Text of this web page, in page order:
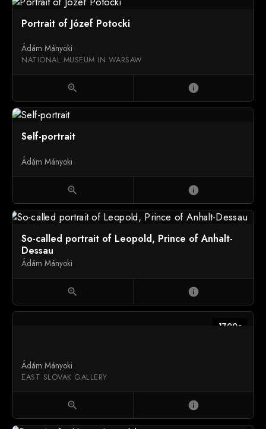
Portrait of Józef Potocki
Ádám Mányoki
NATIONAL MUSEUM IN WARSAW
zoom_in info
Self-portrait
Ádám Mányoki
zoom_in info
So-called portrait of Leopold, Prince of Anhalt-
Dessau
Ádám Mányoki
zoom_in info
1700c
Ádám Mányoki
EAST SLOVAK GALLERY
zoom_in info